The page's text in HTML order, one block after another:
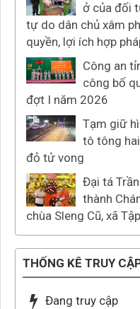
ở của đối
tự do dân chủ xâm
quyền, lợi ích hợp
Công an
công bố
đợt I năm 2026
Tạm giữ
tô tông
đỏ tử vong
Đại tá
thành
chùa Sleng Cũ, xã
THỐNG KÊ TRUY
Đang truy cập